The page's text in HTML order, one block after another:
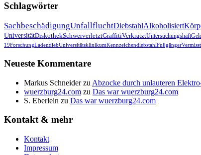
Schlagwörter
SachbeschädigungUnfallfluchtDiebstahlAlkoholisiert
UniversitätDiskothekSchwerverletztGraffitiVerkratztUntersuchungshaft
19ForschungLadendiebUniversitätsklinikumKennzeichendiebstahlFußgängerVermisst
Neueste Kommentare
Markus Schneiderzu Abzocke durch unlauteren
wuerzburg24.com zu Das war wuerzburg24.com
S. Eberlein zu Das war wuerzburg24.com
Kontakt & mehr
Kontakt
Impressum